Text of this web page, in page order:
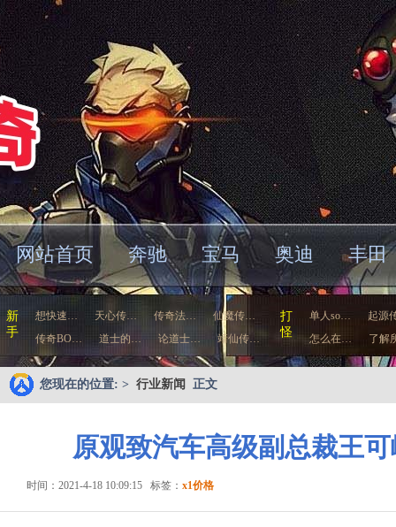
网站首页 奔驰 宝马 奥迪 丰田
车
新
手
想快速… 天心传… 传奇法…
仙魔传…
传奇BO…
道士的… 论道士… 靖仙传…
打
怪
单人so…
起源
怎么在…
了解
您现在的位置: > 行业新闻 正文
原观致汽车高级副总裁王
时间：2021-4-18 10:09:15 标签： x1价格